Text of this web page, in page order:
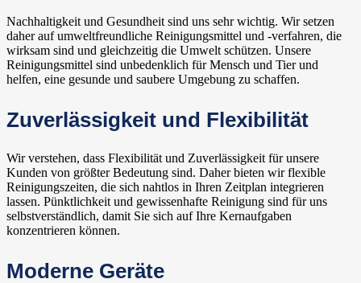
Nachhaltigkeit und Gesundheit sind uns sehr wichtig. Wir setzen
daher auf umweltfreundliche Reinigungsmittel und -verfahren, die
wirksam sind und gleichzeitig die Umwelt schützen. Unsere
Reinigungsmittel sind unbedenklich für Mensch und Tier und
helfen, eine gesunde und saubere Umgebung zu schaffen.
Zuverlässigkeit und Flexibilität
Wir verstehen, dass Flexibilität und Zuverlässigkeit für unsere
Kunden von größter Bedeutung sind. Daher bieten wir flexible
Reinigungszeiten, die sich nahtlos in Ihren Zeitplan integrieren
lassen. Pünktlichkeit und gewissenhafte Reinigung sind für uns
selbstverständlich, damit Sie sich auf Ihre Kernaufgaben
konzentrieren können.
Moderne Geräte